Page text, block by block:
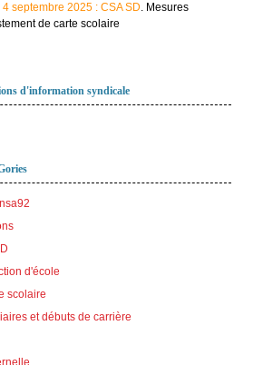
septembre 2025 : CSA SD. Mesures
de carte scolaire
d'information syndicale
d'école
scolaire
et débuts de carrière